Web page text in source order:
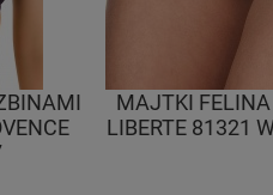
MAJTKI
LIBERTE 81321